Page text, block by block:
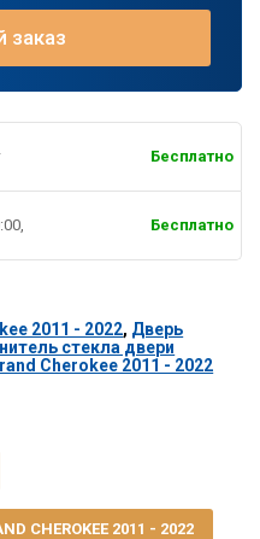
заказ
Бесплатно
Бесплатно
2011 - 2022, Дверь
стекла двери
Cherokee 2011 - 2022
CHEROKEE 2011 - 2022